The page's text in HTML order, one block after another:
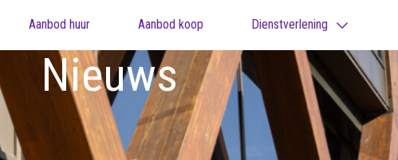
Aanbod huur Aanbod koop Dienstverlening
Nieuws